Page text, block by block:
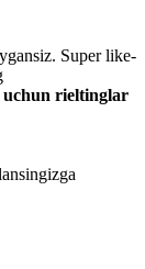
Super like-
uchun rieltinglar